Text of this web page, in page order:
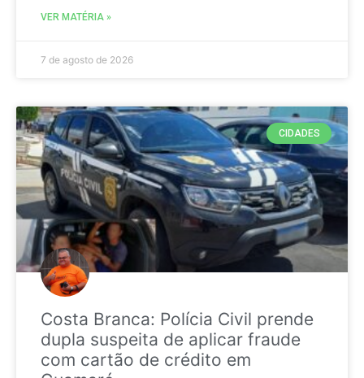
VER MATÉRIA »
7 de agosto de 2026
CIDADES
Costa Branca: Polícia Civil prende
dupla suspeita de aplicar fraude
com cartão de crédito em